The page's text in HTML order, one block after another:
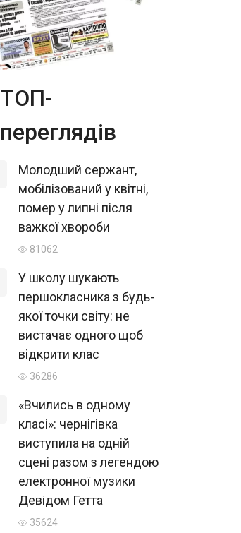
ТОП-
переглядів
Молодший сержант,
мобілізований у квітні,
помер у липні після
важкої хвороби
81062
У школу шукають
першокласника з будь-
якої точки світу: не
вистачає одного щоб
відкрити клас
36286
«Вчились в одному
класі»: чернігівка
виступила на одній
сцені разом з легендою
електронної музики
Девідом Гетта
35624